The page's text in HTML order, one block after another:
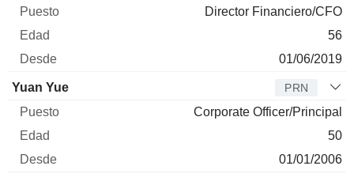
Director Financiero/CFO
56
01/06/2019
Yuan Yue PRN
Corporate Officer/Principal
50
01/01/2006